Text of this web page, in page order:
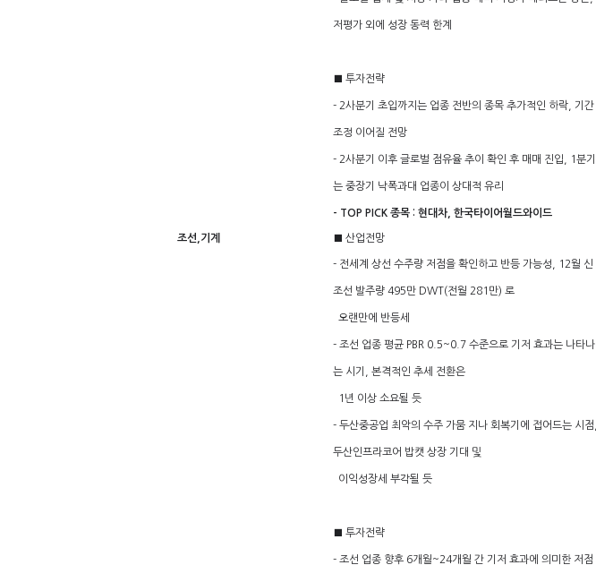
저평가 외에 성장 동력 한계
■ 투자전략
- 2사분기 초입까지는 업종 전반의 종목 추가적인 하락, 기간
조정 이어질 전망
- 2사분기 이후 글로벌 점유율 추이 확인 후 매매 진입, 1분기
는 중장기 낙폭과대 업종이 상대적 유리
- TOP PICK 종목 : 현대차, 한국타이어월드와이드
조선,기계 ■ 산업전망
- 전세계 상선 수주량 저점을 확인하고 반등 가능성, 12월 신
조선 발주량 495만 DWT(전월 281만) 로
오랜만에 반등세
- 조선 업종 평균 PBR 0.5~0.7 수준으로 기저 효과는 나타나
는 시기, 본격적인 추세 전환은
1년 이상 소요될 듯
- 두산중공업 최악의 수주 가뭄 지나 회복기에 접어드는 시점,
두산인프라코어 밥캣 상장 기대 및
이익성장세 부각될 듯
■ 투자전략
- 조선 업종 향후 6개월~24개월 간 기저 효과에 의미한 저점